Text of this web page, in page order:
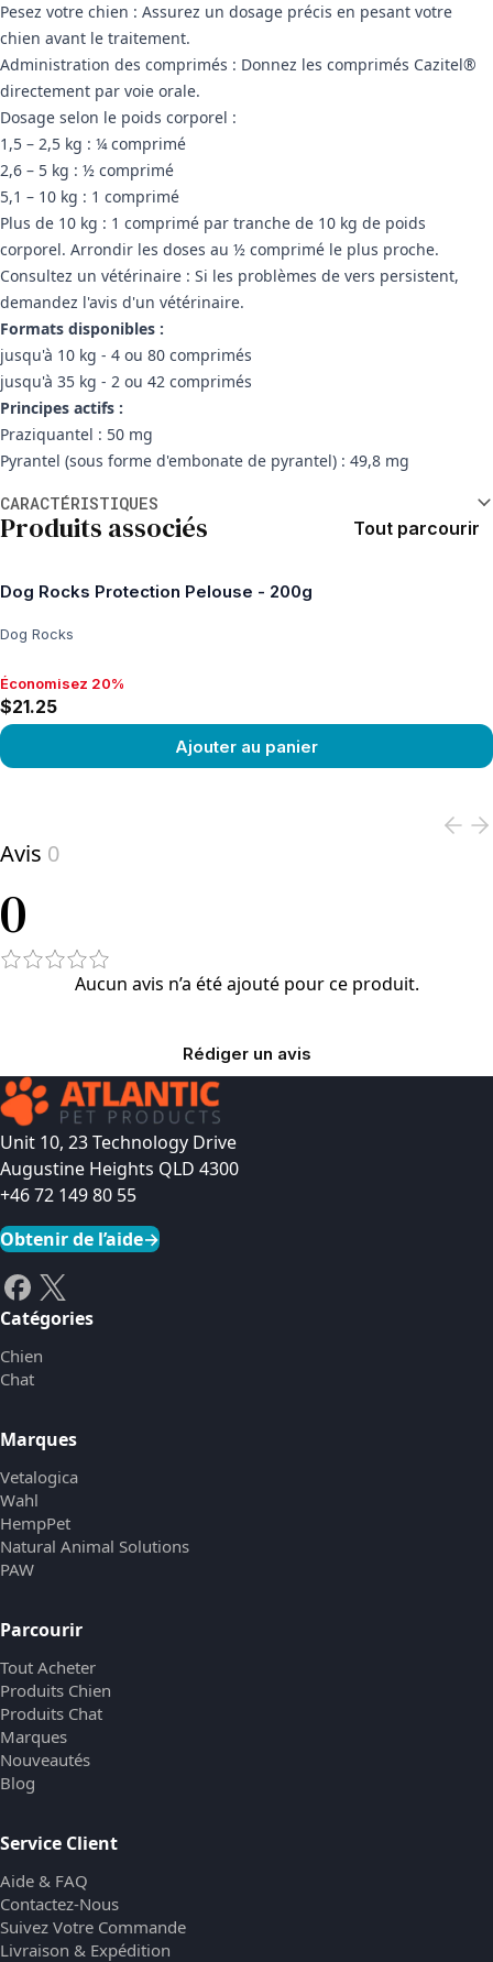
Pesez votre chien : Assurez un dosage précis en pesant votre
chien avant le traitement.
Administration des comprimés : Donnez les comprimés Cazitel®
directement par voie orale.
Dosage selon le poids corporel :
1,5 – 2,5 kg : ¼ comprimé
2,6 – 5 kg : ½ comprimé
5,1 – 10 kg : 1 comprimé
Plus de 10 kg : 1 comprimé par tranche de 10 kg de poids
corporel. Arrondir les doses au ½ comprimé le plus proche.
Consultez un vétérinaire : Si les problèmes de vers persistent,
demandez l'avis d'un vétérinaire.
Formats disponibles :
jusqu'à 10 kg - 4 ou 80 comprimés
jusqu'à 35 kg - 2 ou 42 comprimés
Principes actifs :
Praziquantel : 50 mg
Pyrantel (sous forme d'embonate de pyrantel) : 49,8 mg
CARACTÉRISTIQUES
Produits associés Tout parcourir
Dog Rocks Protection Pelouse - 200g
Dog Rocks
Économisez 20%, $21.25
Économisez 20%
$21.25
Ajouter au panier
Avis 0
0
Aucun avis n’a été ajouté pour ce produit.
Rédiger un avis
Unit 10, 23 Technology Drive
Augustine Heights QLD 4300
+46 72 149 80 55
Obtenir de l’aide→
Catégories
Chien
Chat
Marques
Vetalogica
Wahl
HempPet
Natural Animal Solutions
PAW
Parcourir
Tout Acheter
Produits Chien
Produits Chat
Marques
Nouveautés
Blog
Service Client
Aide & FAQ
Contactez-Nous
Suivez Votre Commande
Livraison & Expédition